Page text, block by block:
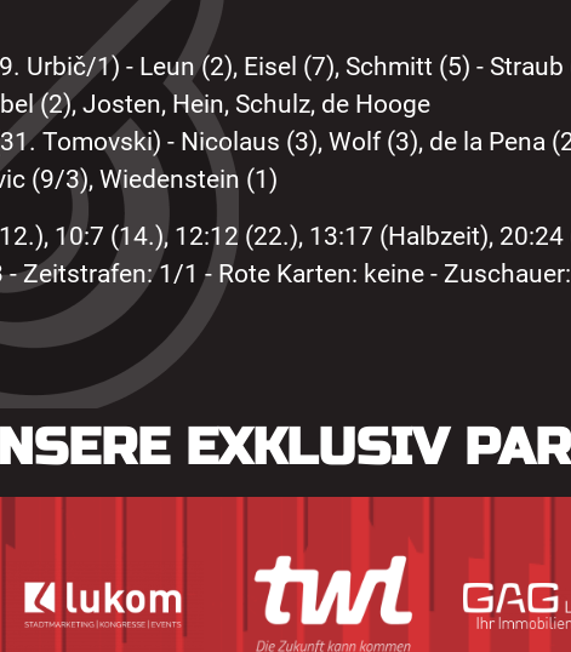
Urbič/1) - Leun (2), Eisel (7), Schmitt (5) -
(2), Josten, Hein, Schulz, de Hooge
Tomovski) - Nicolaus (3), Wolf (3), de la Pena
(9/3), Wiedenstein (1)
10:7 (14.), 12:12 (22.), 13:17 (Halbzeit),
Zeitstrafen: 1/1 - Rote Karten: keine -
EXKLUSIV